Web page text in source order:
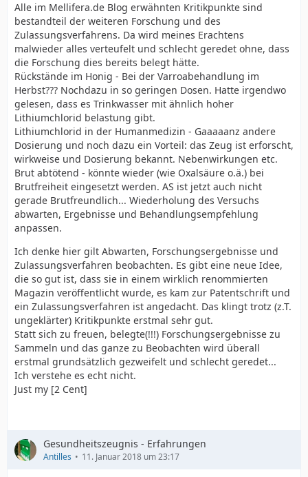
Alle im Mellifera.de Blog erwähnten Kritikpunkte sind
bestandteil der weiteren Forschung und des
Zulassungsverfahrens. Da wird meines Erachtens
malwieder alles verteufelt und schlecht geredet ohne, dass
die Forschung dies bereits belegt hätte.
Rückstände im Honig - Bei der Varroabehandlung im
Herbst??? Nochdazu in so geringen Dosen. Hatte irgendwo
gelesen, dass es Trinkwasser mit ähnlich hoher
Lithiumchlorid belastung gibt.
Lithiumchlorid in der Humanmedizin - Gaaaaanz andere
Dosierung und noch dazu ein Vorteil: das Zeug ist erforscht,
wirkweise und Dosierung bekannt. Nebenwirkungen etc.
Brut abtötend - könnte wieder (wie Oxalsäure o.ä.) bei
Brutfreiheit eingesetzt werden. AS ist jetzt auch nicht
gerade Brutfreundlich... Wiederholung des Versuchs
abwarten, Ergebnisse und Behandlungsempfehlung
anpassen.
Ich denke hier gilt Abwarten, Forschungsergebnisse und
Zulassungsverfahren beobachten. Es gibt eine neue Idee,
die so gut ist, dass sie in einem wirklich renommierten
Magazin veröffentlicht wurde, es kam zur Patentschrift und
ein Zulassungsverfahren ist angedacht. Das klingt trotz (z.T.
ungeklärter) Kritikpunkte erstmal sehr gut.
Statt sich zu freuen, belegte(!!!) Forschungsergebnisse zu
Sammeln und das ganze zu Beobachten wird überall
erstmal grundsätzlich gezweifelt und schlecht geredet...
Ich verstehe es echt nicht.
Just my [2 Cent]
Gesundheitszeugnis - Erfahrungen
Antilles 11. Januar 2018 um 23:17